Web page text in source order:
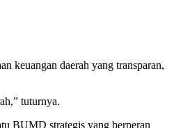
keuangan daerah yang transparan,
tuturnya.
BUMD strategis yang berperan